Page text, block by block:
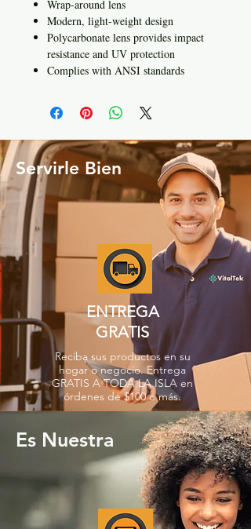
Wrap-around lens
Modern, light-weight design
Polycarbonate lens provides impact
resistance and UV protection
Complies with ANSI standards
Servirle Bien
ENTREGA
GRATIS
Reciba sus productos en su
hogar o negocio. Entrega
GRATIS A TODA LA ISLA en
órdenes de $100 o más.
Es Nuestra